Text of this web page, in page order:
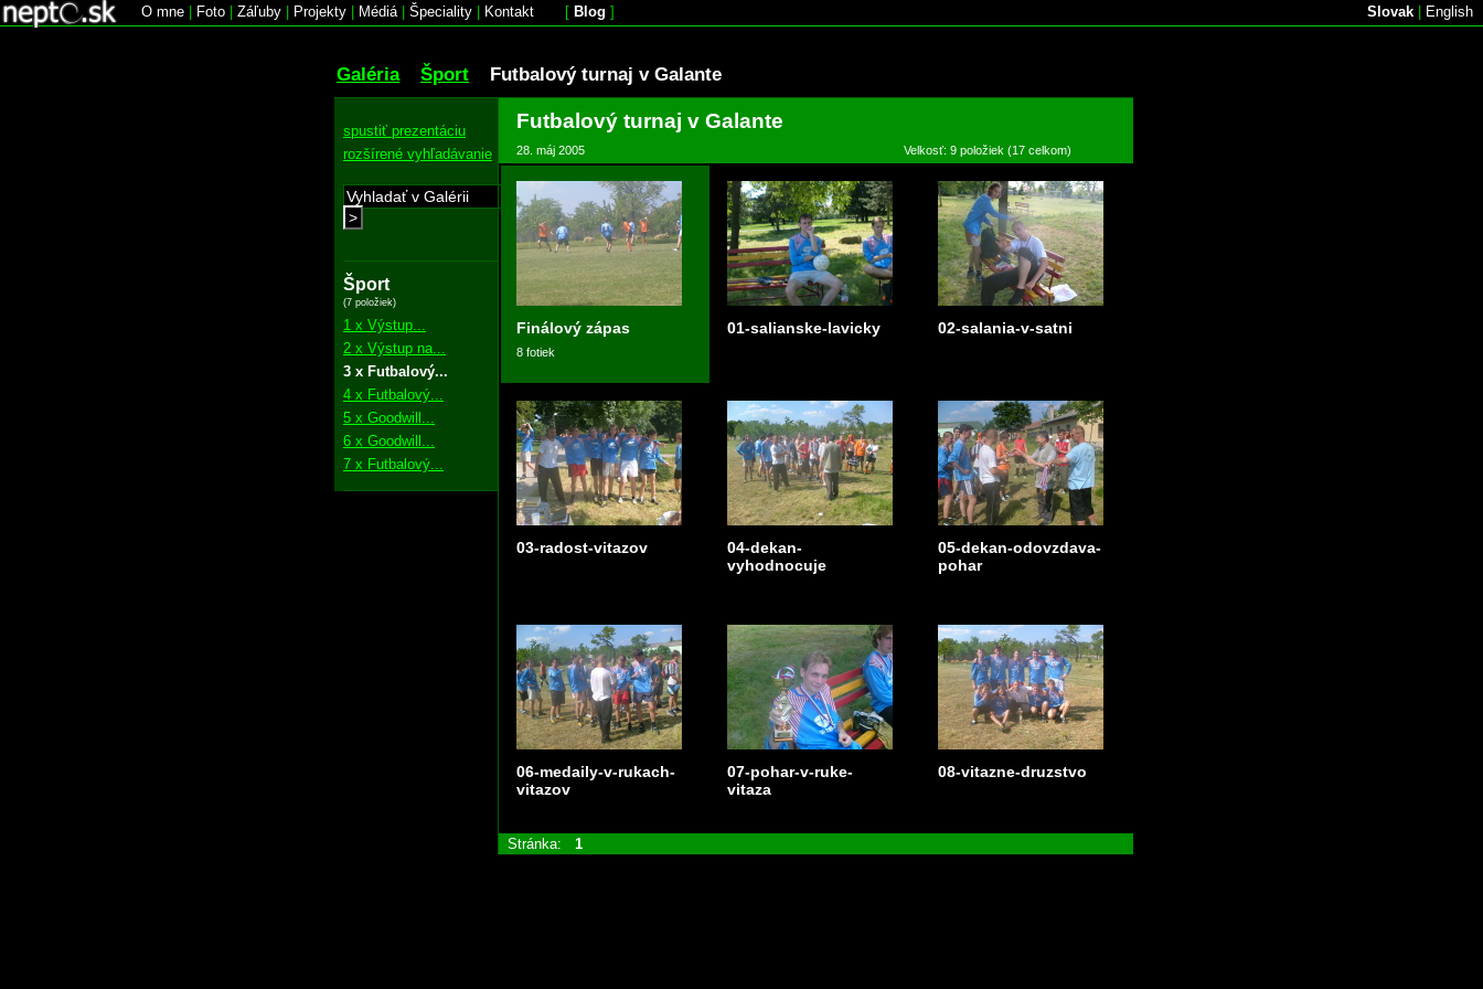
O mne Foto Záľuby Projekty Médiá| Špeciality Kontakt [ Blog ] Slovak English
Galéria Šport Futbalový turnaj v Galante
spustiť prezentáciu
rozšírené vyhľadávanie
>
Šport
(7 položiek)
1 x Výstup...
2 x Výstup na...
3 x Futbalový...
4 x Futbalový...
5 x Goodwill...
6 x Goodwill...
7 x Futbalový...
Futbalový turnaj v Galante
28. máj 2005 Velkosť: 9 položiek (17 celkom)
Finálový zápas
8 fotiek
01-salianske-lavicky 02-salania-v-satni
03-radost-vitazov
04-dekan-
vyhodnocuje
05-dekan-odovzdava-
pohar
06-medaily-v-rukach-
vitazov
07-pohar-v-ruke-
vitaza
08-vitazne-druzstvo
Stránka: 1